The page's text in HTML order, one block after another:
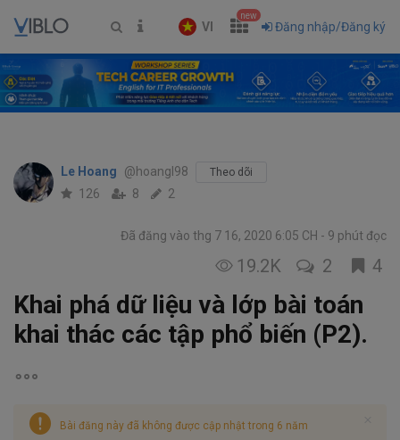
VI
new
Đăng nhập/Đăng ký
Le Hoang @hoangl98 Theo dõi
126 8 2
Đã đăng vào thg 7 16, 2020 6:05 CH 9 phút đọc
19.2K 2 4
Khai phá dữ liệu và lớp bài toán
khai thác các tập phổ biến (P2).
Bài đăng này đã không được cập nhật trong 6 năm